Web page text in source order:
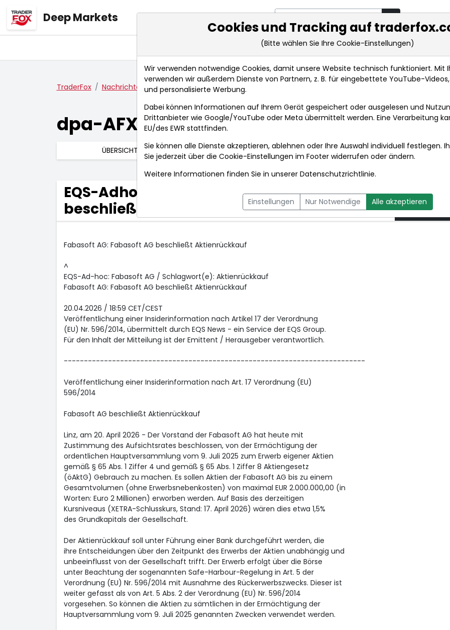
Deep Markets
Markt-Analysen Market Tools Realtimekurse Nachrichten
TraderFox Nachrichten dpa-AFX Compact EQS-Adhoc: Fabasoft AG: Fabasoft AG beschließt Ak...
dpa-AFX Compact
ÜBERSICHT DPA-AFX PROFEED DPA-AFX COMPACT
EQS-Adhoc: Fabasoft AG: Fabasoft AG
beschließt Aktienrückkauf (deutsch)
um 18:59
Fabasoft AG: Fabasoft AG beschließt Aktienrückkauf
^
EQS-Ad-hoc: Fabasoft AG / Schlagwort(e): Aktienrückkauf
Fabasoft AG: Fabasoft AG beschließt Aktienrückkauf
20.04.2026 / 18:59 CET/CEST
Veröffentlichung einer Insiderinformation nach Artikel 17 der Verordnung
(EU) Nr. 596/2014, übermittelt durch EQS News - ein Service der EQS Group.
Für den Inhalt der Mitteilung ist der Emittent / Herausgeber verantwortlich.
---------------------------------------------------------------------------
Veröffentlichung einer Insiderinformation nach Art. 17 Verordnung (EU)
596/2014
Fabasoft AG beschließt Aktienrückkauf
Linz, am 20. April 2026 - Der Vorstand der Fabasoft AG hat heute mit
Zustimmung des Aufsichtsrates beschlossen, von der Ermächtigung der
ordentlichen Hauptversammlung vom 9. Juli 2025 zum Erwerb eigener Aktien
gemäß § 65 Abs. 1 Ziffer 4 und gemäß § 65 Abs. 1 Ziffer 8 Aktiengesetz
(öAktG) Gebrauch zu machen. Es sollen Aktien der Fabasoft AG bis zu einem
Gesamtvolumen (ohne Erwerbsnebenkosten) von maximal EUR 2.000.000,00 (in
Worten: Euro 2 Millionen) erworben werden. Auf Basis des derzeitigen
Kursniveaus (XETRA-Schlusskurs, Stand: 17. April 2026) wären dies etwa 1,5%
des Grundkapitals der Gesellschaft.
Der Aktienrückkauf soll unter Führung einer Bank durchgeführt werden, die
ihre Entscheidungen über den Zeitpunkt des Erwerbs der Aktien unabhängig und
unbeeinflusst von der Gesellschaft trifft. Der Erwerb erfolgt über die Börse
unter Beachtung der sogenannten Safe-Harbour-Regelung in Art. 5 der
Verordnung (EU) Nr. 596/2014 mit Ausnahme des Rückerwerbszwecks. Dieser ist
weiter gefasst als von Art. 5 Abs. 2 der Verordnung (EU) Nr. 596/2014
vorgesehen. So können die Aktien zu sämtlichen in der Ermächtigung der
Hauptversammlung vom 9. Juli 2025 genannten Zwecken verwendet werden.
Cookies und Tracking auf
(Bitte wählen Sie Ihre Cookie-Einstellungen)
Wir verwenden notwendige Cookies, damit unsere Website technisch funktioniert. Mit
verwenden wir außerdem Dienste von Partnern, z. B. für eingebettete YouTube-
und personalisierte Werbung.
Dabei können Informationen auf Ihrem Gerät gespeichert oder ausgelesen und
Drittanbieter wie Google/YouTube oder Meta übermittelt werden. Eine Verarbeitung
EU/des EWR stattfinden.
Sie können alle Dienste akzeptieren, ablehnen oder Ihre Auswahl individuell festlegen.
Sie jederzeit über die Cookie-Einstellungen im Footer widerrufen oder ändern.
Weitere Informationen finden Sie in unserer Datenschutzrichtlinie.
Einstellungen Nur Notwendige Alle akzeptieren